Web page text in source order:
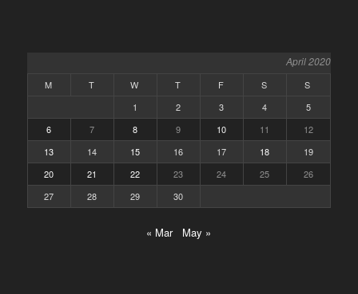
April 2020
M T W T F S
S
1
2 3 4
5
6
7 8 9 10 11
12
13
14 15 16 17 18
19
20
21 22 23 24 25
26
27
28 29 30
« Mar May »